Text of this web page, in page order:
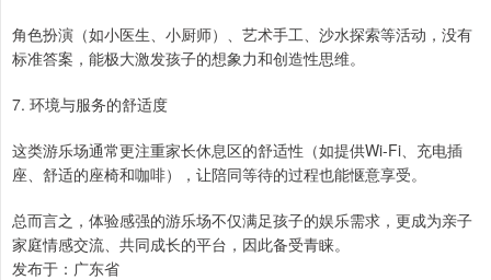
角色扮演（如小医生、小厨师）、艺术手工、沙水探索等活动，没有
标准答案，能极大激发孩子的想象力和创造性思维。
7. 环境与服务的舒适度
这类游乐场通常更注重家长休息区的舒适性（如提供Wi-Fi、充电插
座、舒适的座椅和咖啡），让陪同等待的过程也能惬意享受。
总而言之，体验感强的游乐场不仅满足孩子的娱乐需求，更成为亲子
家庭情感交流、共同成长的平台，因此备受青睐。
发布于：广东省